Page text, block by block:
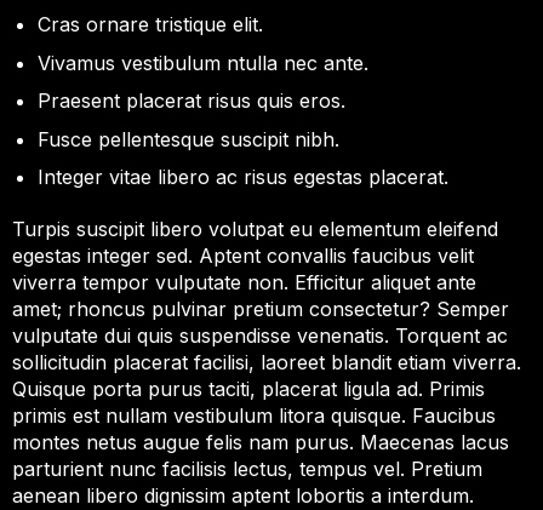
Cras ornare tristique elit.
Vivamus vestibulum ntulla nec ante.
Praesent placerat risus quis eros.
Fusce pellentesque suscipit nibh.
Integer vitae libero ac risus egestas placerat.
Turpis suscipit libero volutpat eu elementum eleifend
egestas integer sed. Aptent convallis faucibus velit
viverra tempor vulputate non. Efficitur aliquet ante
amet; rhoncus pulvinar pretium consectetur? Semper
vulputate dui quis suspendisse venenatis. Torquent ac
sollicitudin placerat facilisi, laoreet blandit etiam viverra.
Quisque porta purus taciti, placerat ligula ad. Primis
primis est nullam vestibulum litora quisque. Faucibus
montes netus augue felis nam purus. Maecenas lacus
parturient nunc facilisis lectus, tempus vel. Pretium
aenean libero dignissim aptent lobortis a interdum.